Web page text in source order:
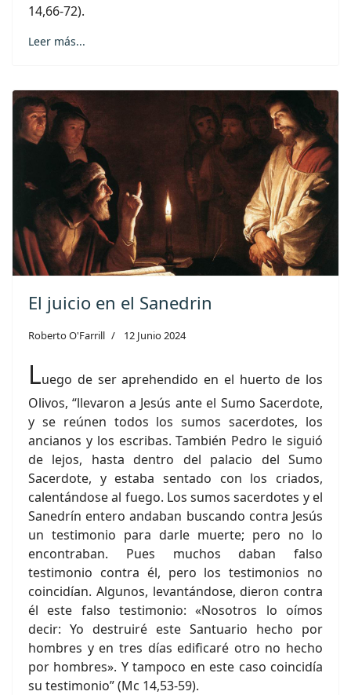
14,66-72).
Leer más...
El juicio en el Sanedrin
Roberto O'Farrill 12 Junio 2024
Luego de ser aprehendido en el huerto de los
Olivos, “llevaron a Jesús ante el Sumo Sacerdote,
y se reúnen todos los sumos sacerdotes, los
ancianos y los escribas. También Pedro le siguió
de lejos, hasta dentro del palacio del Sumo
Sacerdote, y estaba sentado con los criados,
calentándose al fuego. Los sumos sacerdotes y el
Sanedrín entero andaban buscando contra Jesús
un testimonio para darle muerte; pero no lo
encontraban. Pues muchos daban falso
testimonio contra él, pero los testimonios no
coincidían. Algunos, levantándose, dieron contra
él este falso testimonio: «Nosotros lo oímos
decir: Yo destruiré este Santuario hecho por
hombres y en tres días edificaré otro no hecho
por hombres». Y tampoco en este caso coincidía
su testimonio” (Mc 14,53-59).